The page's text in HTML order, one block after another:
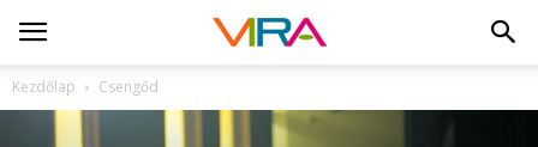
Kezdőlap Csengőd